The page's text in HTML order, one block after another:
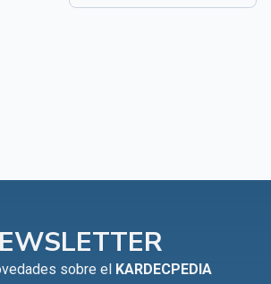
sobre el KARDECPEDIA